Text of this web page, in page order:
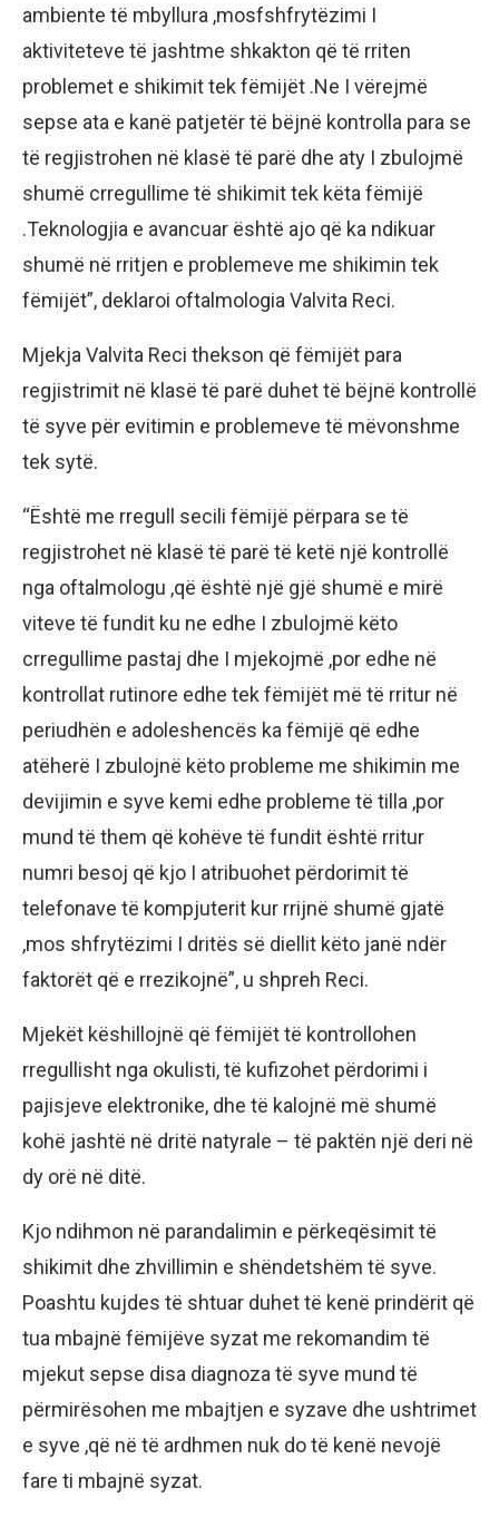
ambiente të mbyllura ,mosfshfrytëzimi I
aktiviteteve të jashtme shkakton që të rriten
problemet e shikimit tek fëmijët .Ne I vërejmë
sepse ata e kanë patjetër të bëjnë kontrolla para se
të regjistrohen në klasë të parë dhe aty I zbulojmë
shumë crregullime të shikimit tek këta fëmijë
.Teknologjia e avancuar është ajo që ka ndikuar
shumë në rritjen e problemeve me shikimin tek
fëmijët”, deklaroi oftalmologia Valvita Reci.
Mjekja Valvita Reci thekson që fëmijët para
regjistrimit në klasë të parë duhet të bëjnë kontrollë
të syve për evitimin e problemeve të mëvonshme
tek sytë.
“Është me rregull secili fëmijë përpara se të
regjistrohet në klasë të parë të ketë një kontrollë
nga oftalmologu ,që është një gjë shumë e mirë
viteve të fundit ku ne edhe I zbulojmë këto
crregullime pastaj dhe I mjekojmë ,por edhe në
kontrollat rutinore edhe tek fëmijët më të rritur në
periudhën e adoleshencës ka fëmijë që edhe
atëherë I zbulojnë këto probleme me shikimin me
devijimin e syve kemi edhe probleme të tilla ,por
mund të them që kohëve të fundit është rritur
numri besoj që kjo I atribuohet përdorimit të
telefonave të kompjuterit kur rrijnë shumë gjatë
,mos shfrytëzimi I dritës së diellit këto janë ndër
faktorët që e rrezikojnë”, u shpreh Reci.
Mjekët këshillojnë që fëmijët të kontrollohen
rregullisht nga okulisti, të kufizohet përdorimi i
pajisjeve elektronike, dhe të kalojnë më shumë
kohë jashtë në dritë natyrale – të paktën një deri në
dy orë në ditë.
Kjo ndihmon në parandalimin e përkeqësimit të
shikimit dhe zhvillimin e shëndetshëm të syve.
Poashtu kujdes të shtuar duhet të kenë prindërit që
tua mbajnë fëmijëve syzat me rekomandim të
mjekut sepse disa diagnoza të syve mund të
përmirësohen me mbajtjen e syzave dhe ushtrimet
e syve ,që në të ardhmen nuk do të kenë nevojë
fare ti mbajnë syzat.